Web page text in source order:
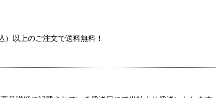
以上のご注文で送料無料！